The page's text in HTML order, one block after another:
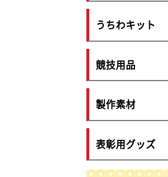
うちわキット
競技用品
製作素材
表彰用グッズ